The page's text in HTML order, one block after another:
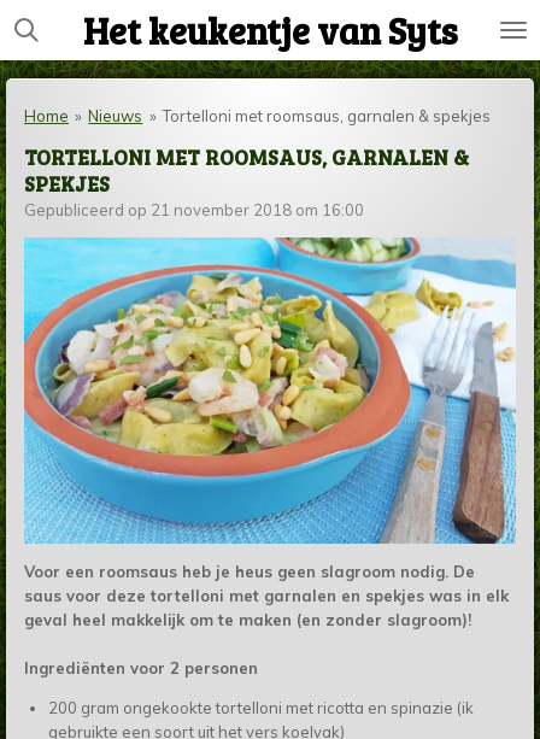
Ga
direct
naar
hoofdinhoud
Het keukentje van Syts
Home » Nieuws » Tortelloni met roomsaus, garnalen & spekjes
TORTELLONI MET ROOMSAUS, GARNALEN &
SPEKJES
Gepubliceerd op 21 november 2018 om 16:00
Voor een roomsaus heb je heus geen slagroom nodig. De
saus voor deze tortelloni met garnalen en spekjes was in elk
geval heel makkelijk om te maken (en zonder slagroom)!
Ingrediënten voor 2 personen
200 gram ongekookte tortelloni met ricotta en spinazie (ik
gebruikte een soort uit het vers koelvak)